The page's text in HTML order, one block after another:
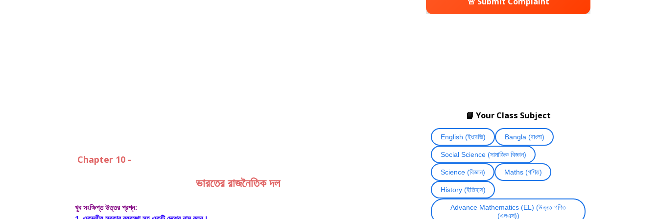
Chapter 10 -
ভারতের রাজনৈতিক দল
খুব সংক্ষিপ্ত উত্তর প্রশ্ন:
📘 Your Class Subject
English (ইংরেজি) Bangla (বাংলা)
Social Science (সামাজিক বিজ্ঞান)
Science (বিজ্ঞান) Maths (গণিত)
History (ইতিহাস)
Advance Mathematics (EL) (উন্নত গণিত
(এলএস))